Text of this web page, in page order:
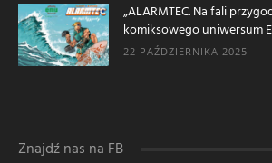
„ALARMTEC. Na fali
komiksowego uniwersum
22 PAŹDZIERNIKA 2025
Znajdź nas na FB